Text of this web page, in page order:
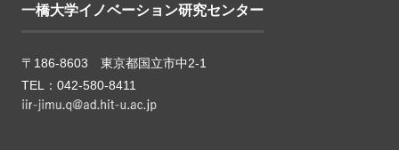
一橋大学イノベーション研究センター
〒186-8603 東京都国立市中2-1
TEL：042-580-8411